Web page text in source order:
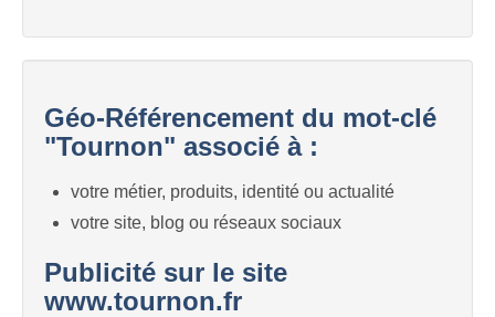
Géo-Référencement du mot-clé
"Tournon" associé à :
votre métier, produits, identité ou actualité
votre site, blog ou réseaux sociaux
Publicité sur le site
www.tournon.fr